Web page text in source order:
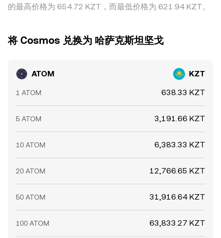
的最高价格为 654.72 KZT，而最低价格为 621.94 KZT。
将 Cosmos 兑换为 哈萨克斯坦坚戈
ATOM KZT
1 ATOM 638.33 KZT
5 ATOM 3,191.66 KZT
10 ATOM 6,383.33 KZT
20 ATOM 12,766.65 KZT
50 ATOM 31,916.64 KZT
100 ATOM 63,833.27 KZT